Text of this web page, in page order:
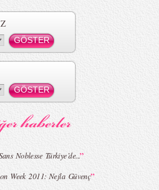
Noblesse Türkiye’de...”
Week 2011: Nejla Güvenç”